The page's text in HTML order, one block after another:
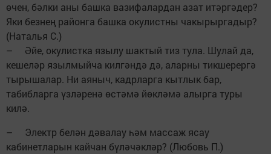
өчен, бәлки аны башка вазифалардан азат итәргәдер?
Яки безнең районга башка окулистны чакырыргадыр?
(Наталья С.)
– Әйе, окулистка язылу шактый тиз тула. Шулай да,
кешеләр язылмыйча килгәндә дә, аларны тикшерергә
тырышалар. Ни аяныч, кадрларга кытлык бар,
табибларга үзләренә өстәмә йөкләмә алырга туры
килә.
– Электр белән дәвалау һәм массаж ясау
кабинетларын кайчан бүләчәкләр? (Любовь П.)